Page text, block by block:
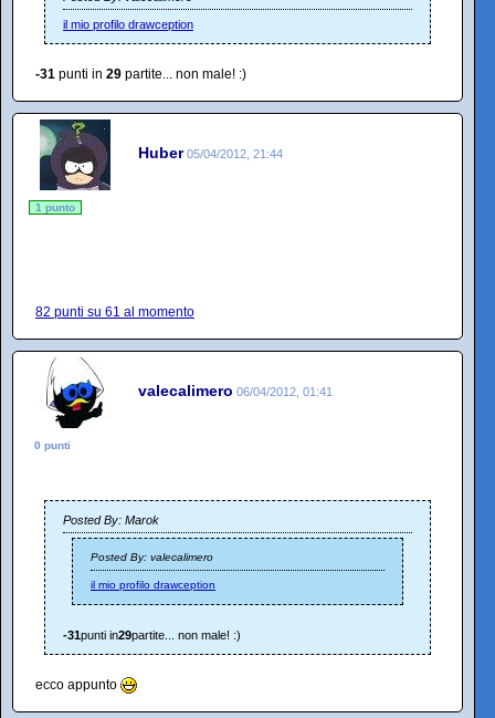
il mio profilo drawception
-31 punti in 29 partite... non male! :)
Huber 05/04/2012, 21:44
1 punto
82 punti su 61 al momento
valecalimero 06/04/2012, 01:41
0 punti
Posted By: Marok
Posted By: valecalimero
il mio profilo drawception
-31punti in29partite... non male! :)
ecco appunto